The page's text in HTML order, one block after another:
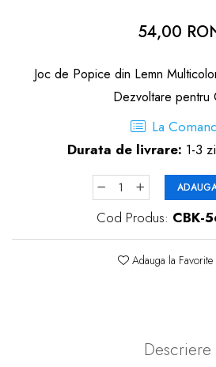
Produse îngrijire copii
Igiena copii
54,00
Joc de Popice din Lemn
Dezvoltare pentru
La
Durata de livrare: 1-3
Cod Produs: CBK-
Adauga la Favorite
Descriere